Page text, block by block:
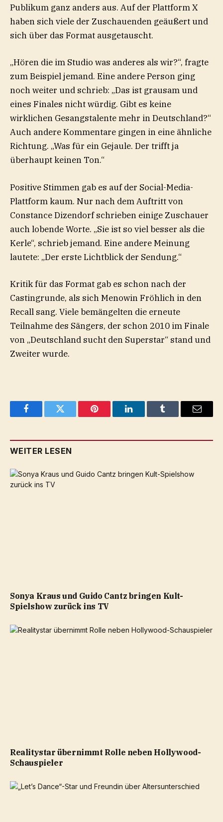
Publikum ganz anders aus. Auf der Plattform X
haben sich viele der Zuschauenden geäußert und
sich über das Format ausgetauscht.
„Hören die im Studio was anderes als wir?“, fragte
zum Beispiel jemand. Eine andere Person ging
noch weiter und schrieb: „Das ist grausam und
eines Finales nicht würdig. Gibt es keine
wirklichen Gesangstalente mehr in Deutschland?“
Auch andere Kommentare gingen in eine ähnliche
Richtung. „Was für ein Gejaule. Der trifft ja
überhaupt keinen Ton.“
Positive Stimmen gab es auf der Social-Media-
Plattform kaum. Nur nach dem Auftritt von
Constance Dizendorf schrieben einige Zuschauer
auch lobende Worte. „Sie ist so viel besser als die
Kerle“, schrieb jemand. Eine andere Meinung
lautete: „Der erste Lichtblick der Sendung.“
Kritik für das Format gab es schon nach der
Castingrunde, als sich Menowin Fröhlich in den
Recall sang. Viele bemängelten die erneute
Teilnahme des Sängers, der schon 2010 im Finale
von „Deutschland sucht den Superstar“ stand und
Zweiter wurde.
FacebookTwitter Pinterest LinkedInTumblr Email
WEITER LESEN
Sonya Kraus und Guido Cantz bringen Kult-
Spielshow zurück ins TV
Realitystar übernimmt Rolle neben Hollywood-
Schauspieler